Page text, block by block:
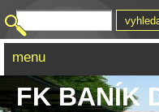
FK BANÍK
menu